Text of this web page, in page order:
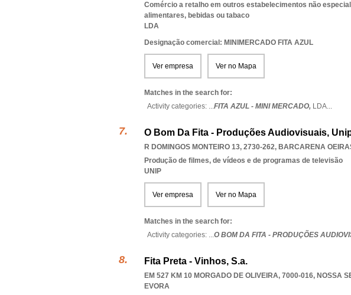
Comércio a retalho em outros estabelecimentos não
alimentares, bebidas ou tabaco
LDA
Designação comercial: MINIMERCADO FITA AZUL
Ver empresa Ver no Mapa
Matches in the search for:
Activity categories: ...FITA AZUL - MINI MERCADO, LDA...
O Bom Da Fita - Produções Audiovisuais,
R DOMINGOS MONTEIRO 13, 2730-262, BARCARENA
Produção de filmes, de vídeos e de programas de televisão
UNIP
Ver empresa Ver no Mapa
Matches in the search for:
Activity categories: ...O BOM DA FITA - PRODUÇÕES
Fita Preta - Vinhos, S.a.
EM 527 KM 10 MORGADO DE OLIVEIRA, 7000-016, NOSSA
EVORA